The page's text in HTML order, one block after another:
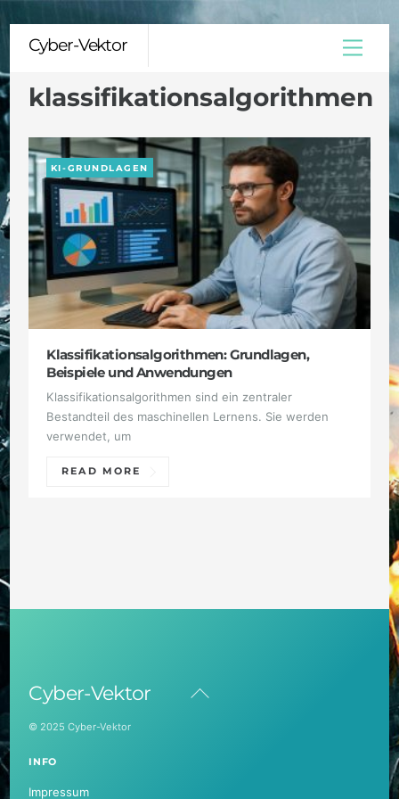
content
Menu
Cyber-Vektor
klassifikationsalgorithmen
Klassifikationsalgorithmen: Grundlagen,
Beispiele und Anwendungen
KI-GRUNDLAGEN
Klassifikationsalgorithmen sind ein zentraler
Bestandteil des maschinellen Lernens. Sie werden
verwendet, um
READ MORE
Back
Cyber-Vektor
© 2025 Cyber-Vektor
INFO
Impressum